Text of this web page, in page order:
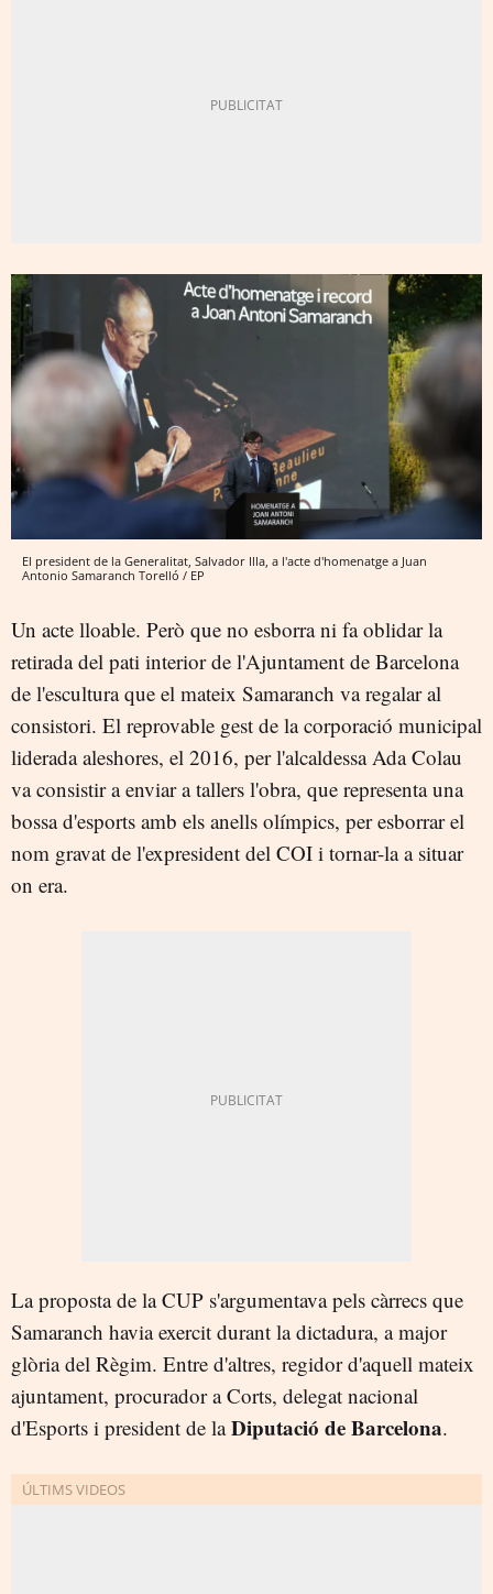
El president de la Generalitat, Salvador Illa, a l'acte d'homenatge a Juan
Antonio Samaranch Torelló / EP
Un acte lloable. Però que no esborra ni fa oblidar la
retirada del pati interior de l'Ajuntament de Barcelona
de l'escultura que el mateix Samaranch va regalar al
consistori. El reprovable gest de la corporació municipal
liderada aleshores, el 2016, per l'alcaldessa Ada Colau
va consistir a enviar a tallers l'obra, que representa una
bossa d'esports amb els anells olímpics, per esborrar el
nom gravat de l'expresident del COI i tornar-la a situar
on era.
La proposta de la CUP s'argumentava pels càrrecs que
Samaranch havia exercit durant la dictadura, a major
glòria del Règim. Entre d'altres, regidor d'aquell mateix
ajuntament, procurador a Corts, delegat nacional
d'Esports i president de laDiputació de Barcelona.